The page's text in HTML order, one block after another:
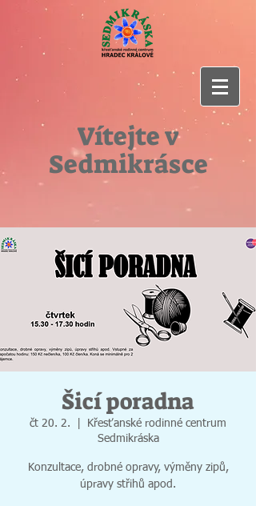
Vítejte v
Sedmikrásce
Šicí poradna
čt 20. 2.
Křesťanské rodinné centrum
Sedmikráska
Konzultace, drobné opravy, výměny zipů,
úpravy střihů apod.